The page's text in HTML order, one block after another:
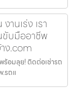
นเร่ง เรา
บมืออาชีพ
ง.com
ร้อมลุย! ติดต่อเช่ารถ
รถแ